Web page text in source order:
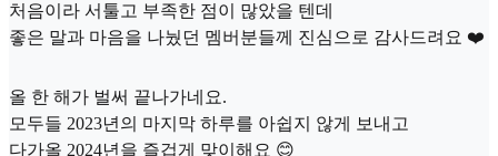
처음이라 서툴고 부족한 점이 많았을 텐데
좋은 말과 마음을 나눴던 멤버분들께 진심으로 감사드려요 ❤️
올 한 해가 벌써 끝나가네요.
모두들 2023년의 마지막 하루를 아쉽지 않게 보내고
다가올 2024년을 즐겁게 맞이해요 😊